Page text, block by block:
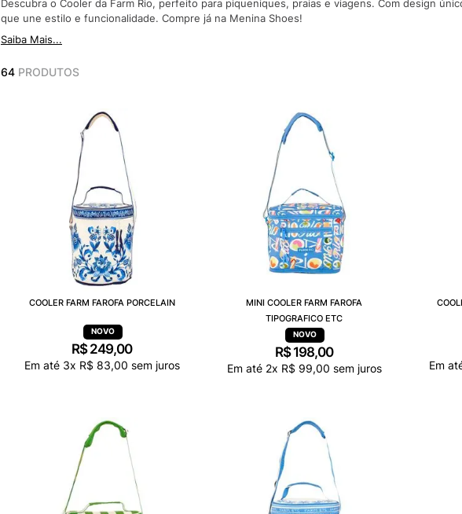
Descubra o Cooler da Farm Rio, perfeito para piqueniques, praias e viagens. Com design
que une estilo e funcionalidade. Compre já na Menina Shoes!
Saiba Mais...
64 PRODUTOS
COOLER FARM FAROFA PORCELAIN
R$249,00
Em até 3x R$ 83,00 sem juros
MINI COOLER FARM FAROFA
TIPOGRAFICO ETC
R$198,00
Em até 2x R$ 99,00 sem juros Em
10º VEJA